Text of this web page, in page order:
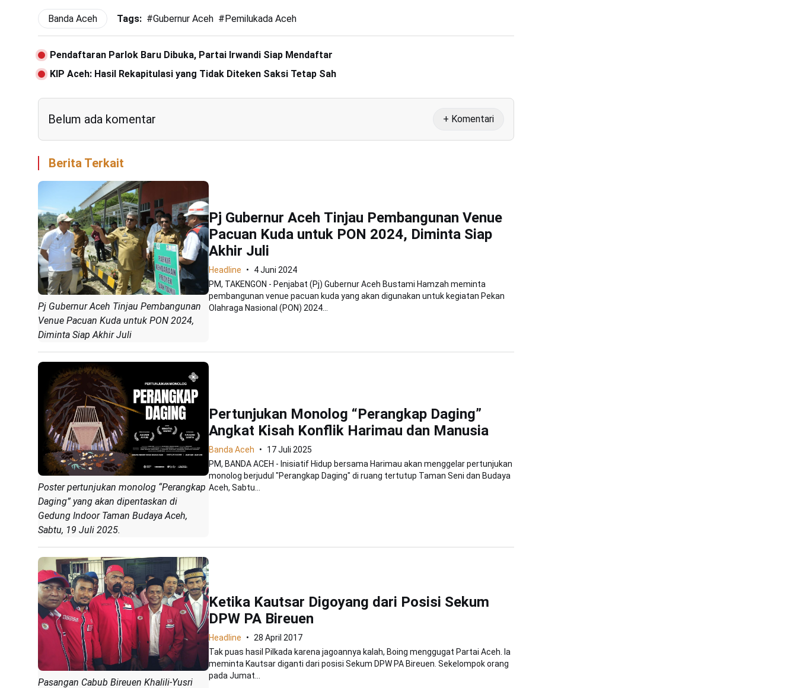
Banda Aceh Tags: #Gubernur Aceh # Pemilukada Aceh
Pendaftaran Parlok Baru Dibuka, Partai Irwandi Siap Mendaftar
KIP Aceh: Hasil Rekapitulasi yang Tidak Diteken Saksi Tetap Sah
Belum ada komentar + Komentari
Berita Terkait
Pj Gubernur Aceh Tinjau Pembangunan
Venue Pacuan Kuda untuk PON 2024,
Diminta Siap Akhir Juli
Pj Gubernur Aceh Tinjau Pembangunan Venue
Pacuan Kuda untuk PON 2024, Diminta Siap
Akhir Juli
Headline
4 Juni 2024
PM, TAKENGON - Penjabat (Pj) Gubernur Aceh Bustami Hamzah meminta
pembangunan venue pacuan kuda yang akan digunakan untuk kegiatan Pekan
Olahraga Nasional (PON) 2024...
Poster pertunjukan monolog “Perangkap
Daging” yang akan dipentaskan di
Gedung Indoor Taman Budaya Aceh,
Sabtu, 19 Juli 2025.
Pertunjukan Monolog “Perangkap Daging”
Angkat Kisah Konflik Harimau dan Manusia
Banda Aceh
17 Juli 2025
PM, BANDA ACEH - Inisiatif Hidup bersama Harimau akan menggelar pertunjukan
monolog berjudul "Perangkap Daging" di ruang tertutup Taman Seni dan Budaya
Aceh, Sabtu...
Pasangan Cabub Bireuen Khalili-Yusri
Ketika Kautsar Digoyang dari Posisi Sekum
DPW PA Bireuen
Headline
28 April 2017
Tak puas hasil Pilkada karena jagoannya kalah, Boing menggugat Partai Aceh. Ia
meminta Kautsar diganti dari posisi Sekum DPW PA Bireuen. Sekelompok orang
pada Jumat...